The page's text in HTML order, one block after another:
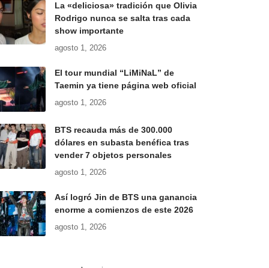
La «deliciosa» tradición que Olivia
Rodrigo nunca se salta tras cada
show importante
agosto 1, 2026
El tour mundial “LiMiNaL” de
Taemin ya tiene página web oficial
agosto 1, 2026
BTS recauda más de 300.000
dólares en subasta benéfica tras
vender 7 objetos personales
agosto 1, 2026
Así logró Jin de BTS una ganancia
enorme a comienzos de este 2026
agosto 1, 2026